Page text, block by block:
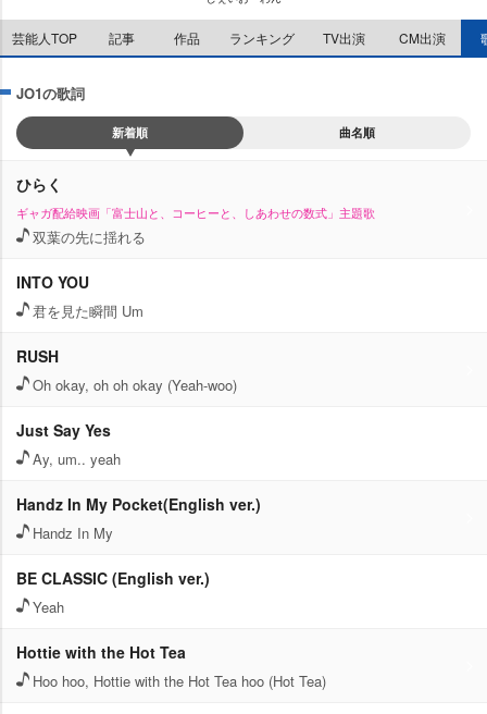
芸能人TOP 記事 作品 ランキング TV出演 CM出演
JO1の歌詞
新着順 曲名順
ひらく
ギャガ配給映画「富士山と、コーヒーと、しあわせの数式」主題歌
双葉の先に揺れる
INTO YOU
君を見た瞬間 Um
RUSH
Oh okay, oh oh okay (Yeah-woo)
Just Say Yes
Ay, um.. yeah
Handz In My Pocket(English ver.)
Handz In My
BE CLASSIC (English ver.)
Yeah
Hottie with the Hot Tea
Hoo hoo, Hottie with the Hot Tea hoo (Hot Tea)